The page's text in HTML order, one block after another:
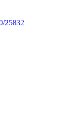
25832